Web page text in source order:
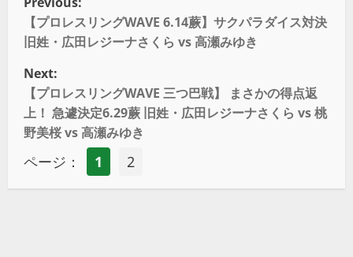
【プロレスリングWAVE 6.14蕨】サクパラダイス対決
旧姓・広田レジーナさくら vs 高瀬みゆき
Next:
【プロレスリングWAVE 三つ巴戦】 まさかの得点返
上！ 急遽決定6.29蕨 旧姓・広田レジーナさくら vs 桃
野美桜 vs 高瀬みゆき
ページ： 1 2